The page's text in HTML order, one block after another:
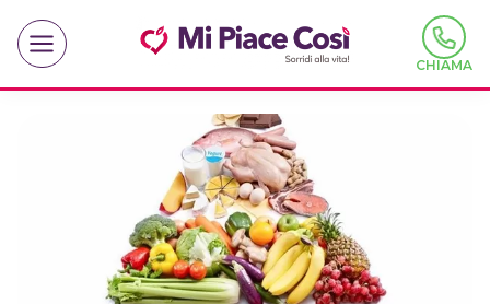
contenuto
CHIAMA